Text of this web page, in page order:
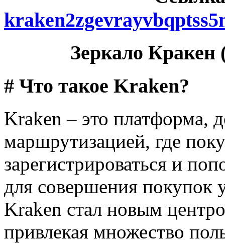
Зеркало Кракен
# Что такое Kraken?
Kraken – это платформа,
маршрутизацией, где
зарегистрироваться и
для совершения покупок
Kraken стал новым
привлекая множество